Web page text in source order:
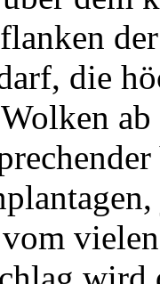
die
wird
Ein